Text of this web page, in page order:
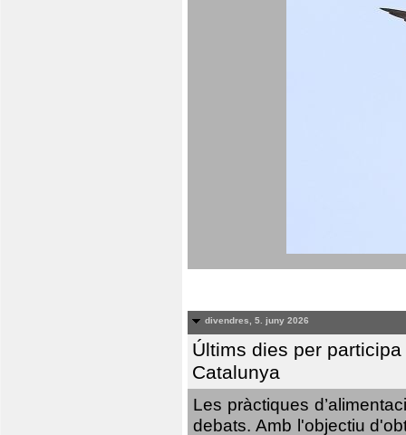
divendres, 5. juny 2026
Últims dies per
Catalunya
Les pràctiques
debats. Amb l'objectiu